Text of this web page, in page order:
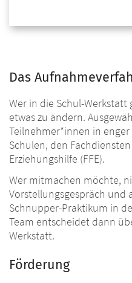
Das
Wer in die Schul-
etwas zu ändern.
Teilnehmer*innen in
Schulen, den
Erziehungshilfe (FFE).
Wer mitmachen möchte,
Vorstellungsgespräch und
Schnupper-Praktikum in
Team entscheidet dann
Werkstatt.
Förderung